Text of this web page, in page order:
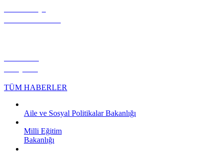
TÜM HABERLER
Aile ve Sosyal Politikalar Bakanlığı
Milli Eğitim
Bakanlığı